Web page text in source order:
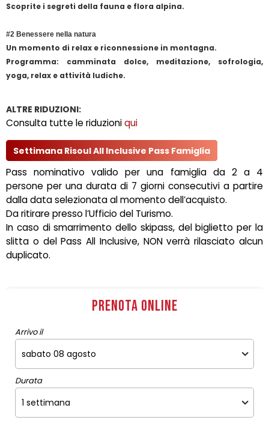
Scoprite i segreti della fauna e flora alpina.
#2 Benessere nella natura
Un momento di relax e riconnessione in montagna.
Programma: camminata dolce, meditazione, sofrologia,
yoga, relax e attività ludiche.
ALTRE RIDUZIONI:
Consulta tutte le riduzioniqui
Settimana Risoul All Inclusive Pass Famiglia
Pass nominativo valido per una famiglia da 2 a 4
persone per una durata di 7 giorni consecutivi a partire
dalla data selezionata al momento dell’acquisto.
Da ritirare presso l’Ufficio del Turismo.
In caso di smarrimento dello skipass, del biglietto per la
slitta o del Pass All Inclusive, NON verrà rilasciato alcun
duplicato.
Prenota online
Arrivo il
Durata